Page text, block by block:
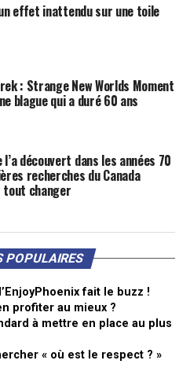
effet inattendu sur une toile
: Strange New Worlds Moment
blague qui a duré 60 ans
l’a découvert dans les années 70
recherches du Canada
changer
POPULAIRES
fait le buzz !
profiter au mieux ?
à mettre en place au plus
« où est le respect ? »